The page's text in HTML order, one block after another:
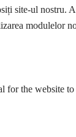
site-ul nostru.
modulelor
for the website